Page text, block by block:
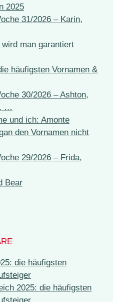
2025
31/2026 – Karin,
man garantiert
häufigsten Vornamen &
30/2026 – Ashton,
…
und ich: Amonte
den Vornamen nicht
29/2026 – Frida,
Bear
die häufigsten
2025: die häufigsten